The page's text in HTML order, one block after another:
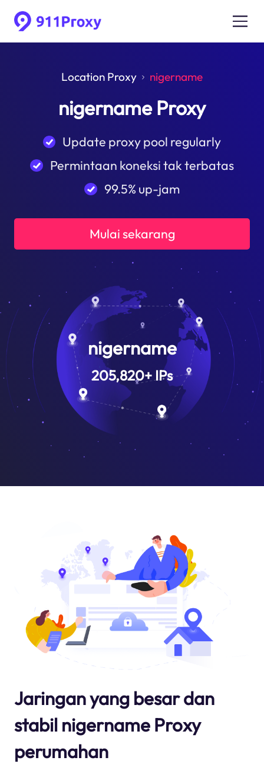
Location Proxy nigername
nigername Proxy
Update proxy pool regularly
Permintaan koneksi tak terbatas
99.5% up-jam
Mulai sekarang
nigername
205,820+ IPs
Jaringan yang besar dan
stabil nigername Proxy
perumahan